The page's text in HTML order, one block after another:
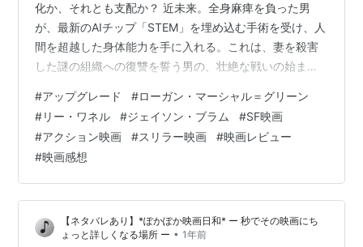
化か、それとも支配か？ 近未来。全身麻痺を負った男
が、最新のAIチップ「STEM」を埋め込む手術を受け、人
間を超越した身体能力を手に入れる。これは、妻を殺害
した謎の組織への復讐を誓う男の、壮絶な戦いの始まり
く、AIチップ「STEM」の真の目的が明らかになるにつ
れ、物語は予測不能な方向へと突き進んでいく。本作
は、観る者にAIと人類の未来、そして人間の意識と自由
について深く考えさせる、革新的なSFアクション・スリ
ラーです。
#アップグレード #ローガン・マーシャル＝グリーン
#リー・ワネル #ジェイソン・ブラム #SF映画
#アクション映画 #スリラー映画 #映画レビュー
#映画感想
【ネタバレあり】*ぽかぽか映画日和* ー 秒でその映画にち
ょっと詳しくなる場所 ー • 1年前